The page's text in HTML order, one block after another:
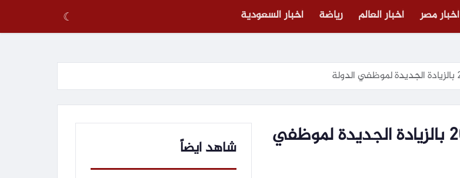
أخبار مصر أخبار العالم رياضة أخبار السعودية ☾
جدول مواعيد صرف مرتبات يوليو 2026 بالزيادة الجديدة لموظفي
شاهد ايضاً